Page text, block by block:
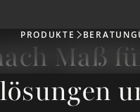
Produkte
PRODUKTE BERATUNG
Maß